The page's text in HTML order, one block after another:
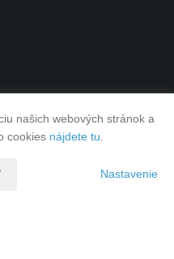
našich webových stránok a
cookies nájdete tu
Nastavenie